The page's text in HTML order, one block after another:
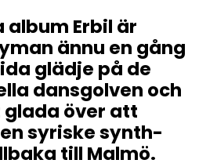
album Erbil är
ännu en gång
glädje på de
dansgolven och
över att
syriske synth-
till Malmö.